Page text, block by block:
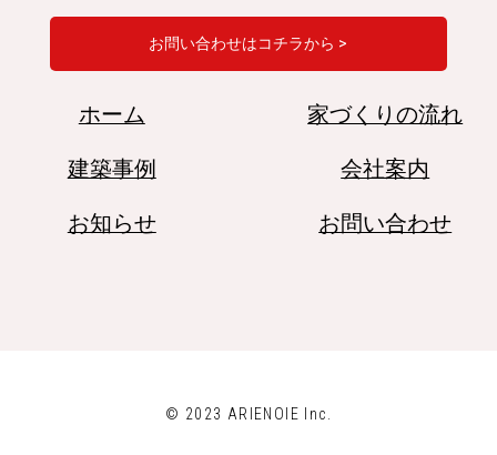
お問い合わせはコチラから >
ホーム 家づくりの流れ
建築事例 会社案内
お知らせ お問い合わせ
© 2023 ARIENOIE Inc.